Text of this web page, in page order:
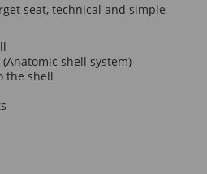
seat, technical and simple
shell system)
the shell